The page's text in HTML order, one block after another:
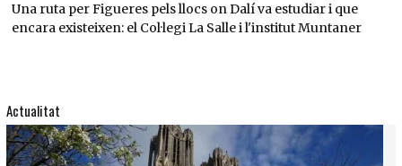
Una ruta per Figueres pels llocs on Dalí va estudiar i que
encara existeixen: el Col·legi La Salle i l'institut Muntaner
Actualitat